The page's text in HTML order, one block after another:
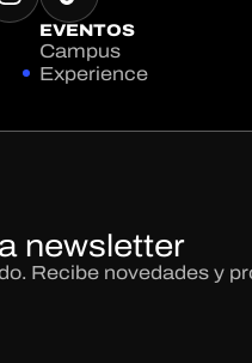
EVENTOS
Campus
Experience
newsletter
Recibe novedades y